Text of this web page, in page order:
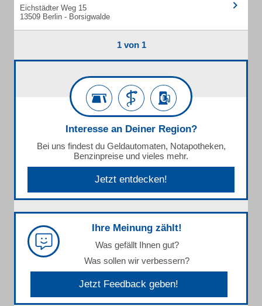
Eichstädter Weg 15
13509 Berlin - Borsigwalde
1 von 1
Interesse an Deiner Region?
Bei uns findest du Geldautomaten, Notapotheken,
Benzinpreise und vieles mehr.
Jetzt entdecken!
Ihre Meinung zählt!
Was gefällt Ihnen gut?
Was sollen wir verbessern?
Jetzt Feedback geben!